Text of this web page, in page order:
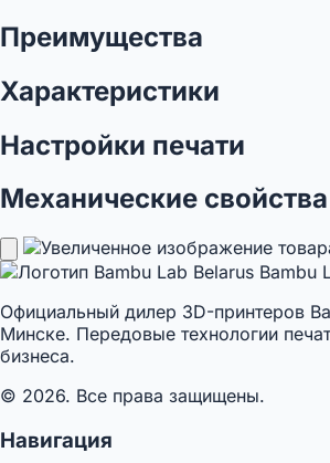
Преимущества
Характеристики
Настройки печати
Механические свойства
Bambu
Официальный дилер 3D-принтеров
Минске. Передовые технологии
бизнеса.
© 2026. Все права защищены.
Навигация